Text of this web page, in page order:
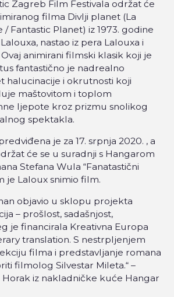
Zagreb Film Festivala održat će
filma Divlji planet (La
/ Fantastic Planet) iz 1973. godine
nastao iz pera Lalouxa i
animirani filmski klasik koji je
fantastično je nadrealno
halucinacije i okrutnosti koji
maštovitom i toplom
ljepote kroz prizmu snolikog
spektakla.
je za 17. srpnja 2020. , a
će se u suradnji s Hangarom
Stefana Wula “Fanatastični
je Laloux snimio film.
objavio u sklopu projekta
– prošlost, sadašnjost,
je financirala Kreativna Europa
translation. S nestrpljenjem
filma i predstavljanje romana
filmolog Silvestar Mileta.“ –
iz nakladničke kuće Hangar